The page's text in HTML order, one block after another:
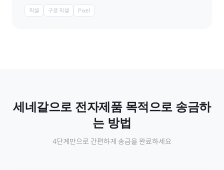
픽셀 구글 픽셀 Pixel
세네갈으로 전자제품 목적으로 송금하
는 방법
4단계만으로 간편하게 송금을 완료하세요